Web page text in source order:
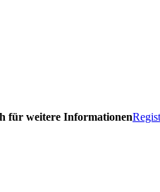
für weitere Informationen